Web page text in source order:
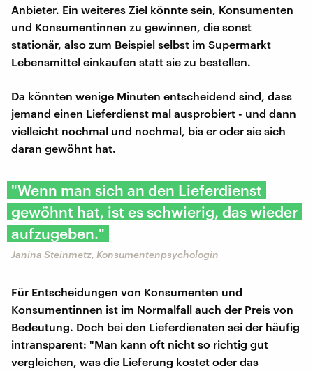
Anbieter. Ein weiteres Ziel könnte sein, Konsumenten
und Konsumentinnen zu gewinnen, die sonst
stationär, also zum Beispiel selbst im Supermarkt
Lebensmittel einkaufen statt sie zu bestellen.
Da könnten wenige Minuten entscheidend sind, dass
jemand einen Lieferdienst mal ausprobiert - und dann
vielleicht nochmal und nochmal, bis er oder sie sich
daran gewöhnt hat.
"Wenn man sich an den Lieferdienst
gewöhnt hat, ist es schwierig, das wieder
aufzugeben."
Janina Steinmetz, Konsumentenpsychologin
Für Entscheidungen von Konsumenten und
Konsumentinnen ist im Normalfall auch der Preis von
Bedeutung. Doch bei den Lieferdiensten sei der häufig
intransparent: "Man kann oft nicht so richtig gut
vergleichen, was die Lieferung kostet oder das